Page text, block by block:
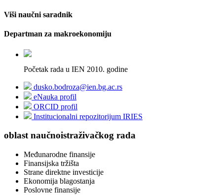
Viši naučni saradnik
Departman za makroekonomiju
Početak rada u IEN 2010. godine
dusko.bodroza@ien.bg.ac.rs
eNauka profil
ORCID profil
Institucionalni repozitorijum IRIES
oblast naučnoistraživačkog rada
Međunarodne finansije
Finansijska tržišta
Strane direktne investicije
Ekonomija blagostanja
Poslovne finansije